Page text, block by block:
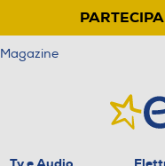
Magazine